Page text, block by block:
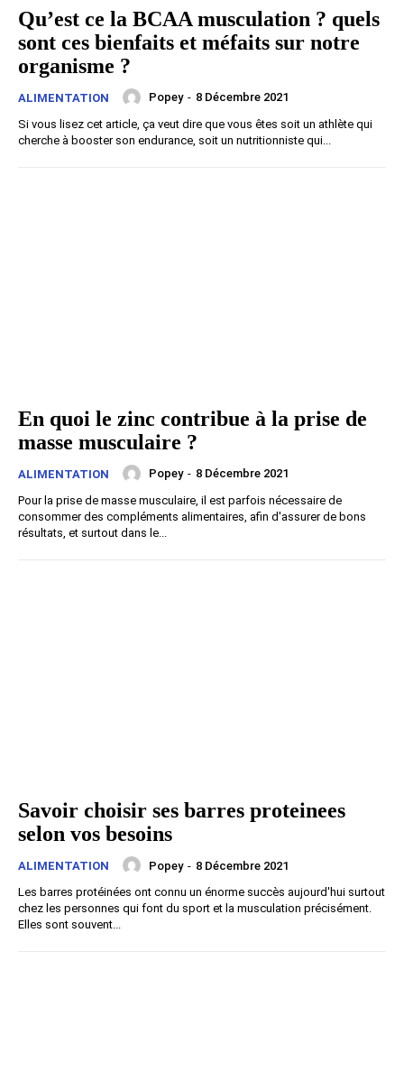
Qu’est ce la BCAA musculation ? quels
sont ces bienfaits et méfaits sur notre
organisme ?
ALIMENTATION Popey - 8 Décembre 2021
Si vous lisez cet article, ça veut dire que vous êtes soit un athlète qui
cherche à booster son endurance, soit un nutritionniste qui...
En quoi le zinc contribue à la prise de
masse musculaire ?
ALIMENTATION Popey - 8 Décembre 2021
Pour la prise de masse musculaire, il est parfois nécessaire de
consommer des compléments alimentaires, afin d'assurer de bons
résultats, et surtout dans le...
Savoir choisir ses barres proteinees
selon vos besoins
ALIMENTATION Popey - 8 Décembre 2021
Les barres protéinées ont connu un énorme succès aujourd'hui surtout
chez les personnes qui font du sport et la musculation précisément.
Elles sont souvent...